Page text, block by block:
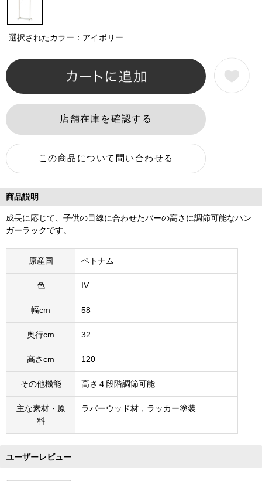
選択されたカラー：アイボリー
商品説明
成長に応じて、子供の目線に合わせたバーの高さに調節可能なハン
ガーラックです。
原産国 ベトナム
色 IV
幅cm 58
奥行cm 32
高さcm 120
その他機能 高さ４段階調節可能
主な素材・原
料
ラバーウッド材，ラッカー塗装
ユーザーレビュー